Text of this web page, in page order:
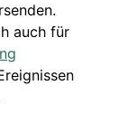
auch für